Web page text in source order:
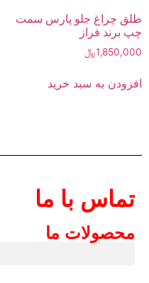
طلق چراغ جلو پارس سمت
چپ برند فراز
1,850,000﷼
افزودن به سبد خرید
تماس با ما
محصولات ما